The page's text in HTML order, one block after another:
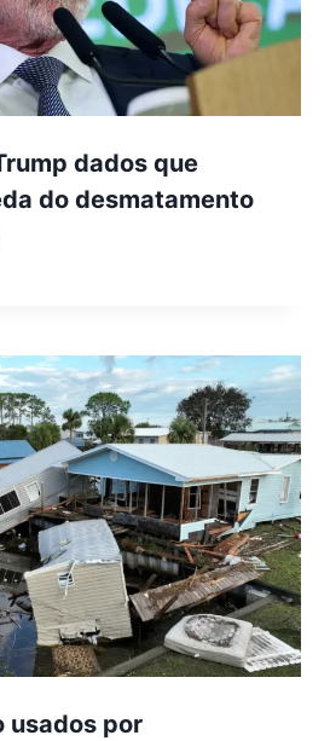
dados que
do desmatamento
usados por